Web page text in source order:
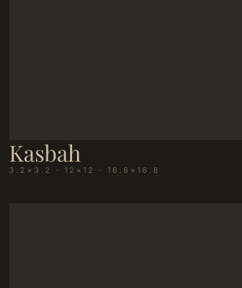
Kasbah
3.2×3.2 · 12×12 · 16.8×16.8